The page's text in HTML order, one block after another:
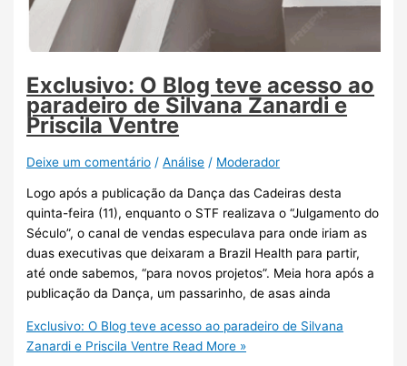
Exclusivo: O Blog teve acesso ao
paradeiro de Silvana Zanardi e
Priscila Ventre
Deixe um comentário /Análise / Moderador
Logo após a publicação da Dança das Cadeiras desta
quinta-feira (11), enquanto o STF realizava o “Julgamento do
Século”, o canal de vendas especulava para onde iriam as
duas executivas que deixaram a Brazil Health para partir,
até onde sabemos, “para novos projetos”. Meia hora após a
publicação da Dança, um passarinho, de asas ainda
Exclusivo: O Blog teve acesso ao paradeiro de Silvana
Zanardi e Priscila Ventre Read More »